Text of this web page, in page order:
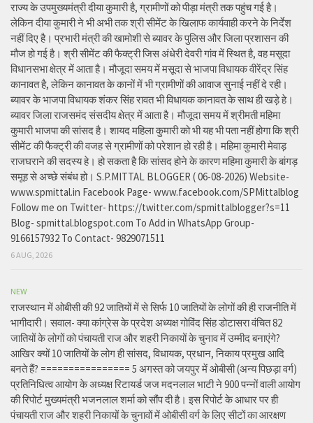
राज्य के उपमुख्यमंत्री दीया कुमारी है, ग्रामीणों को पीड़ा मंत्री तक पहुंच गई है।
लेकिन दीया कुमारी ने भी अभी तक श्री सीमेंट के खिलाफ कार्यवाही करने के निर्देश
नहीं दिए है। प्रभारी मंत्री की खामोशी से ब्यावर के पुलिस और जिला प्रशासन की
मौज हो गई है। श्री सीमेंट की फैक्ट्री जिस अंधेरी देवरी गांव में स्थित है, वह मसूदा
विधानसभा क्षेत्र में आता है। मौजूदा समय में मसूदा से भाजपा विधायक वीरेंद्र सिंह
कानावत है, लेकिन कानावत के कानों में भी ग्रामीणों की आवाज सुनाई नहीं दे रही।
ब्यावर के भाजपा विधायक शंकर सिंह रावत भी विधायक कानावत के साथ ही खड़े हे।
ब्यावर जिला राजसमंद संसदीय क्षेत्र में आता है। मौजूदा समय में श्रीमती महिमा
कुमारी भाजपा की सांसद है। शायद महिला कुमारी को भी यह भी पता नहीं होगा कि श्री
सीमेंट की फैक्ट्री की वजह से ग्रामीणों को परेशान हो रही है। महिमा कुमारी मेवाड़
राजघराने की सदस्य हे। हो सकता है कि सांसद होने के कारण महिमा कुमारी के बांगड़
समूह से अच्छे संबंध हो। S.P.MITTAL BLOGGER ( 06-08-2026) Website-
www.spmittal.in Facebook Page- www.facebook.com/SPMittalblog
Follow me on Twitter- https://twitter.com/spmittalblogger?s=11
Blog- spmittal.blogspot.com To Add in WhatsApp Group-
9166157932 To Contact- 9829071511
6 AUG, 2026
NEW
राजस्थान में ओबीसी की 92 जातियों में से सिर्फ 10 जातियों के लोगों की ही राजनीति में
भागीदारी। सवाल- क्या कांग्रेस के प्रदेश अध्यक्ष गोविंद सिंह डोटासरा वंचित 82
जातियों के लोगों को पंचायती राज और शहरी निकायों के चुनाव में उम्मीद बनाएंगे?
आखिर क्यों 10 जातियों के लोग ही सांसद, विधायक, प्रधान, निकाय प्रमुख आदि
बनते हैं? ================ 5 अगस्त को जयपुर में ओबीसी (अन्य पिछड़ा वर्ग)
प्रतिनिधित्व आयोग के अध्यक्ष रिटायर्ड जज मदनलाल भाटी ने 900 पन्नों वाली आयोग
की रिपोर्ट मुख्यमंत्री भजनलाल शर्मा को सौंप दी है। इस रिपोर्ट के आधार पर ही
पंचायती राज और शहरी निकायों के चुनावों में ओबीसी वर्ग के लिए सीटों का आरक्षण